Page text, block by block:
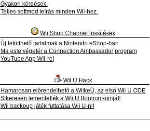
Gyakori kérdések.
Teljes softmod leírás minden Wii-hez.
Wii Shop Channel frissítések
Új letölthető tartalmak a Nintendo eShop-ban
Ma este végetér a Connection Ambassador program
YouTube App Wii-re!
Wii U Hack
Hamarosan előrendelhető a WiikeÜ, az első Wii U ODE
Sikeresen lementették a Wii U Bootrom-omját!
Wii backoup játék futtatása Wii U-n!!